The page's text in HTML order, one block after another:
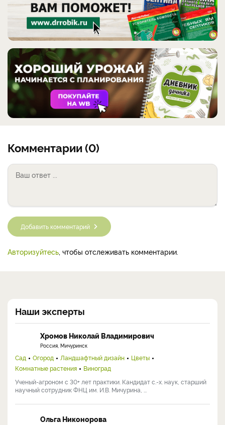
Комментарии (0)
Добавить комментарий
Авторизуйтесь, чтобы отслеживать комментарии.
Наши эксперты
Хромов Николай Владимирович
Россия, Мичуринск
Сад Огород Ландшафтный дизайн
Цветы
Комнатные растения
Виноград
Ученый-агроном с 30+ лет практики. Кандидат с.-х. наук, старший
научный сотрудник ФНЦ им. И.В. Мичурина, ...
Ольга Никонорова